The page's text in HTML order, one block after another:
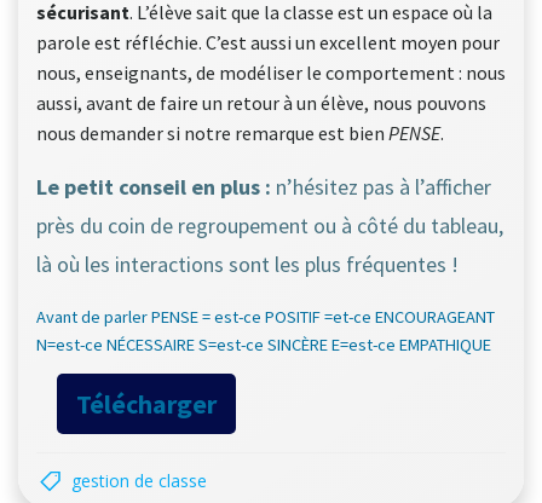
sécurisant. L’élève sait que la classe est un espace où la
parole est réfléchie. C’est aussi un excellent moyen pour
nous, enseignants, de modéliser le comportement : nous
aussi, avant de faire un retour à un élève, nous pouvons
nous demander si notre remarque est bien PENSE.
Le petit conseil en plus : n’hésitez pas à l’afficher
près du coin de regroupement ou à côté du tableau,
là où les interactions sont les plus fréquentes !
Avant de parler PENSE = est-ce POSITIF =et-ce ENCOURAGEANT
N=est-ce NÉCESSAIRE S=est-ce SINCÈRE E=est-ce EMPATHIQUE
Télécharger
gestion de classe